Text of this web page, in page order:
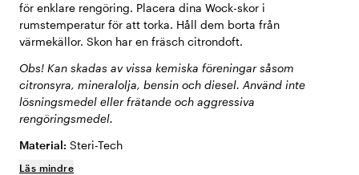
för enklare rengöring. Placera dina Wock-skor i
rumstemperatur för att torka. Håll dem borta från
värmekällor. Skon har en fräsch citrondoft.
Obs! Kan skadas av vissa kemiska föreningar såsom
citronsyra, mineralolja, bensin och diesel. Använd inte
lösningsmedel eller frätande och aggressiva
rengöringsmedel.
Material: Steri-Tech
Läs mindre